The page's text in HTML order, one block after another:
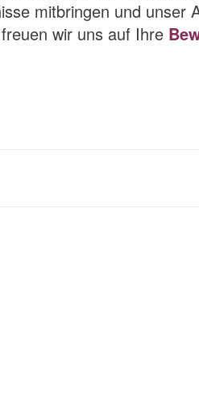
mitbringen und unser
wir uns auf Ihre